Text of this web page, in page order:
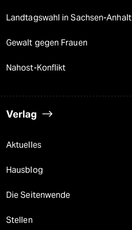
Landtagswahl in Sachsen-Anhalt
Gewalt gegen Frauen
Nahost-Konflikt
Verlag
Aktuelles
Hausblog
Die Seitenwende
Stellen